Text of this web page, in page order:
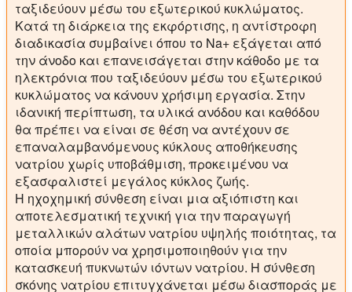
ταξιδεύουν μέσω του εξωτερικού κυκλώματος.
Κατά τη διάρκεια της εκφόρτισης, η αντίστροφη
διαδικασία συμβαίνει όπου το Na+ εξάγεται από
την άνοδο και επανεισάγεται στην κάθοδο με τα
ηλεκτρόνια που ταξιδεύουν μέσω του εξωτερικού
κυκλώματος να κάνουν χρήσιμη εργασία. Στην
ιδανική περίπτωση, τα υλικά ανόδου και καθόδου
θα πρέπει να είναι σε θέση να αντέχουν σε
επαναλαμβανόμενους κύκλους αποθήκευσης
νατρίου χωρίς υποβάθμιση, προκειμένου να
εξασφαλιστεί μεγάλος κύκλος ζωής.
Η ηχοχημική σύνθεση είναι μια αξιόπιστη και
αποτελεσματική τεχνική για την παραγωγή
μεταλλικών αλάτων νατρίου υψηλής ποιότητας, τα
οποία μπορούν να χρησιμοποιηθούν για την
κατασκευή πυκνωτών ιόντων νατρίου. Η σύνθεση
σκόνης νατρίου επιτυγχάνεται μέσω διασποράς με